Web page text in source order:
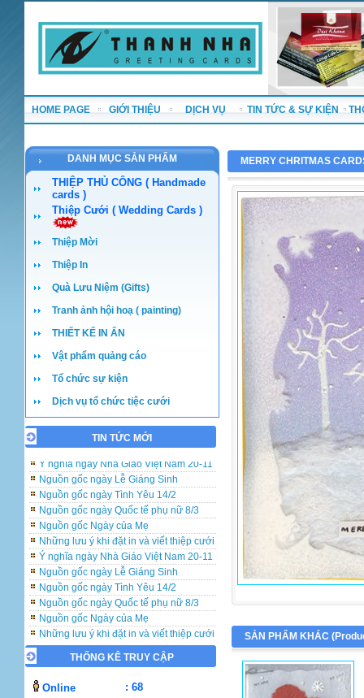
HOME PAGE GIỚI THIỆU DỊCH VỤ TIN TỨC & SỰ KIỆN
DANH MỤC SẢN PHẨM
THIỆP THỦ CÔNG ( Handmade
cards )
Thiệp Cưới ( Wedding Cards )
Thiệp Mời
Thiệp In
Quà Lưu Niệm (Gifts)
Tranh ảnh hội hoạ ( painting)
THIẾT KẾ IN ẤN
Vật phẩm quảng cáo
Tổ chức sự kiện
Dịch vụ tổ chức tiệc cưới
TIN TỨC MỚI
Những lưu ý khi đặt in và viết thiệp cưới
Nguồn gốc ngày Lễ Giáng Sinh
Nguồn gốc ngày Tình Yêu 14/2
Nguồn gốc ngày Quốc tế phụ nữ 8/3
Nguồn gốc Ngày của Mẹ
Những lưu ý khi đặt in và viết thiệp cưới
Ý nghĩa ngày Nhà Giáo Việt Nam 20-11
Nguồn gốc ngày Lễ Giáng Sinh
Nguồn gốc ngày Tình Yêu 14/2
Nguồn gốc ngày Quốc tế phụ nữ 8/3
Nguồn gốc Ngày của Mẹ
Những lưu ý khi đặt in và viết thiệp cưới
Ý nghĩa ngày Nhà Giáo Việt Nam 20-11
Nguồn gốc ngày Lễ Giáng Sinh
Nguồn gốc ngày Quốc tế phụ nữ 8/3
THỐNG KÊ TRUY CẬP
Online
: 68
MERRY CHRITMAS
SẢN PHẨM KHÁC (